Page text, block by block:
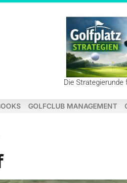
Die
GOLFCLUB MANAGEMENT